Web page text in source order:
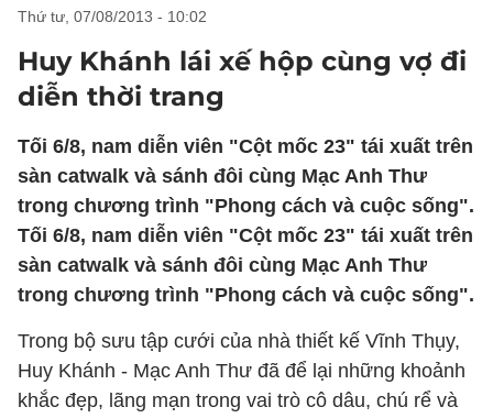
thứ tư, 07/08/2013 - 10:02
Huy Khánh lái xế hộp cùng vợ đi
diễn thời trang
Tối 6/8, nam diễn viên "Cột mốc 23" tái xuất trên
sàn catwalk và sánh đôi cùng Mạc Anh Thư
trong chương trình "Phong cách và cuộc sống".
Tối 6/8, nam diễn viên "Cột mốc 23" tái xuất trên
sàn catwalk và sánh đôi cùng Mạc Anh Thư
trong chương trình "Phong cách và cuộc sống".
Trong bộ sưu tập cưới của nhà thiết kế Vĩnh Thụy,
Huy Khánh - Mạc Anh Thư đã để lại những khoảnh
khắc đẹp, lãng mạn trong vai trò cô dâu, chú rể và